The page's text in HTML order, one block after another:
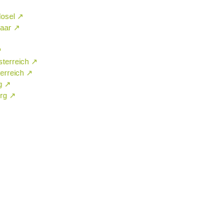
↗
↗
↗
↗
↗
↗